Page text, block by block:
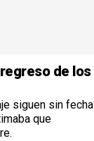
de los
siguen sin fecha
que